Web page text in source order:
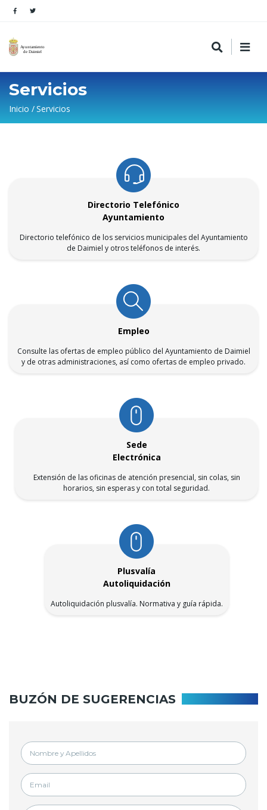
Servicios
Sobrescribir
enlaces
navegación
Inicio Servicios
Directorio Telefónico
Ayuntamiento
Directorio telefónico de los servicios municipales del Ayuntamiento
de Daimiel y otros teléfonos de interés.
Empleo
Consulte las ofertas de empleo público del Ayuntamiento de Daimiel
y de otras administraciones, así como ofertas de empleo privado.
Sede
Electrónica
Extensión de las oficinas de atención presencial, sin colas, sin
horarios, sin esperas y con total seguridad.
Plusvalía
Autoliquidación
Autoliquidación plusvalía. Normativa y guía rápida.
BUZÓN DE SUGERENCIAS
APELLIDOS